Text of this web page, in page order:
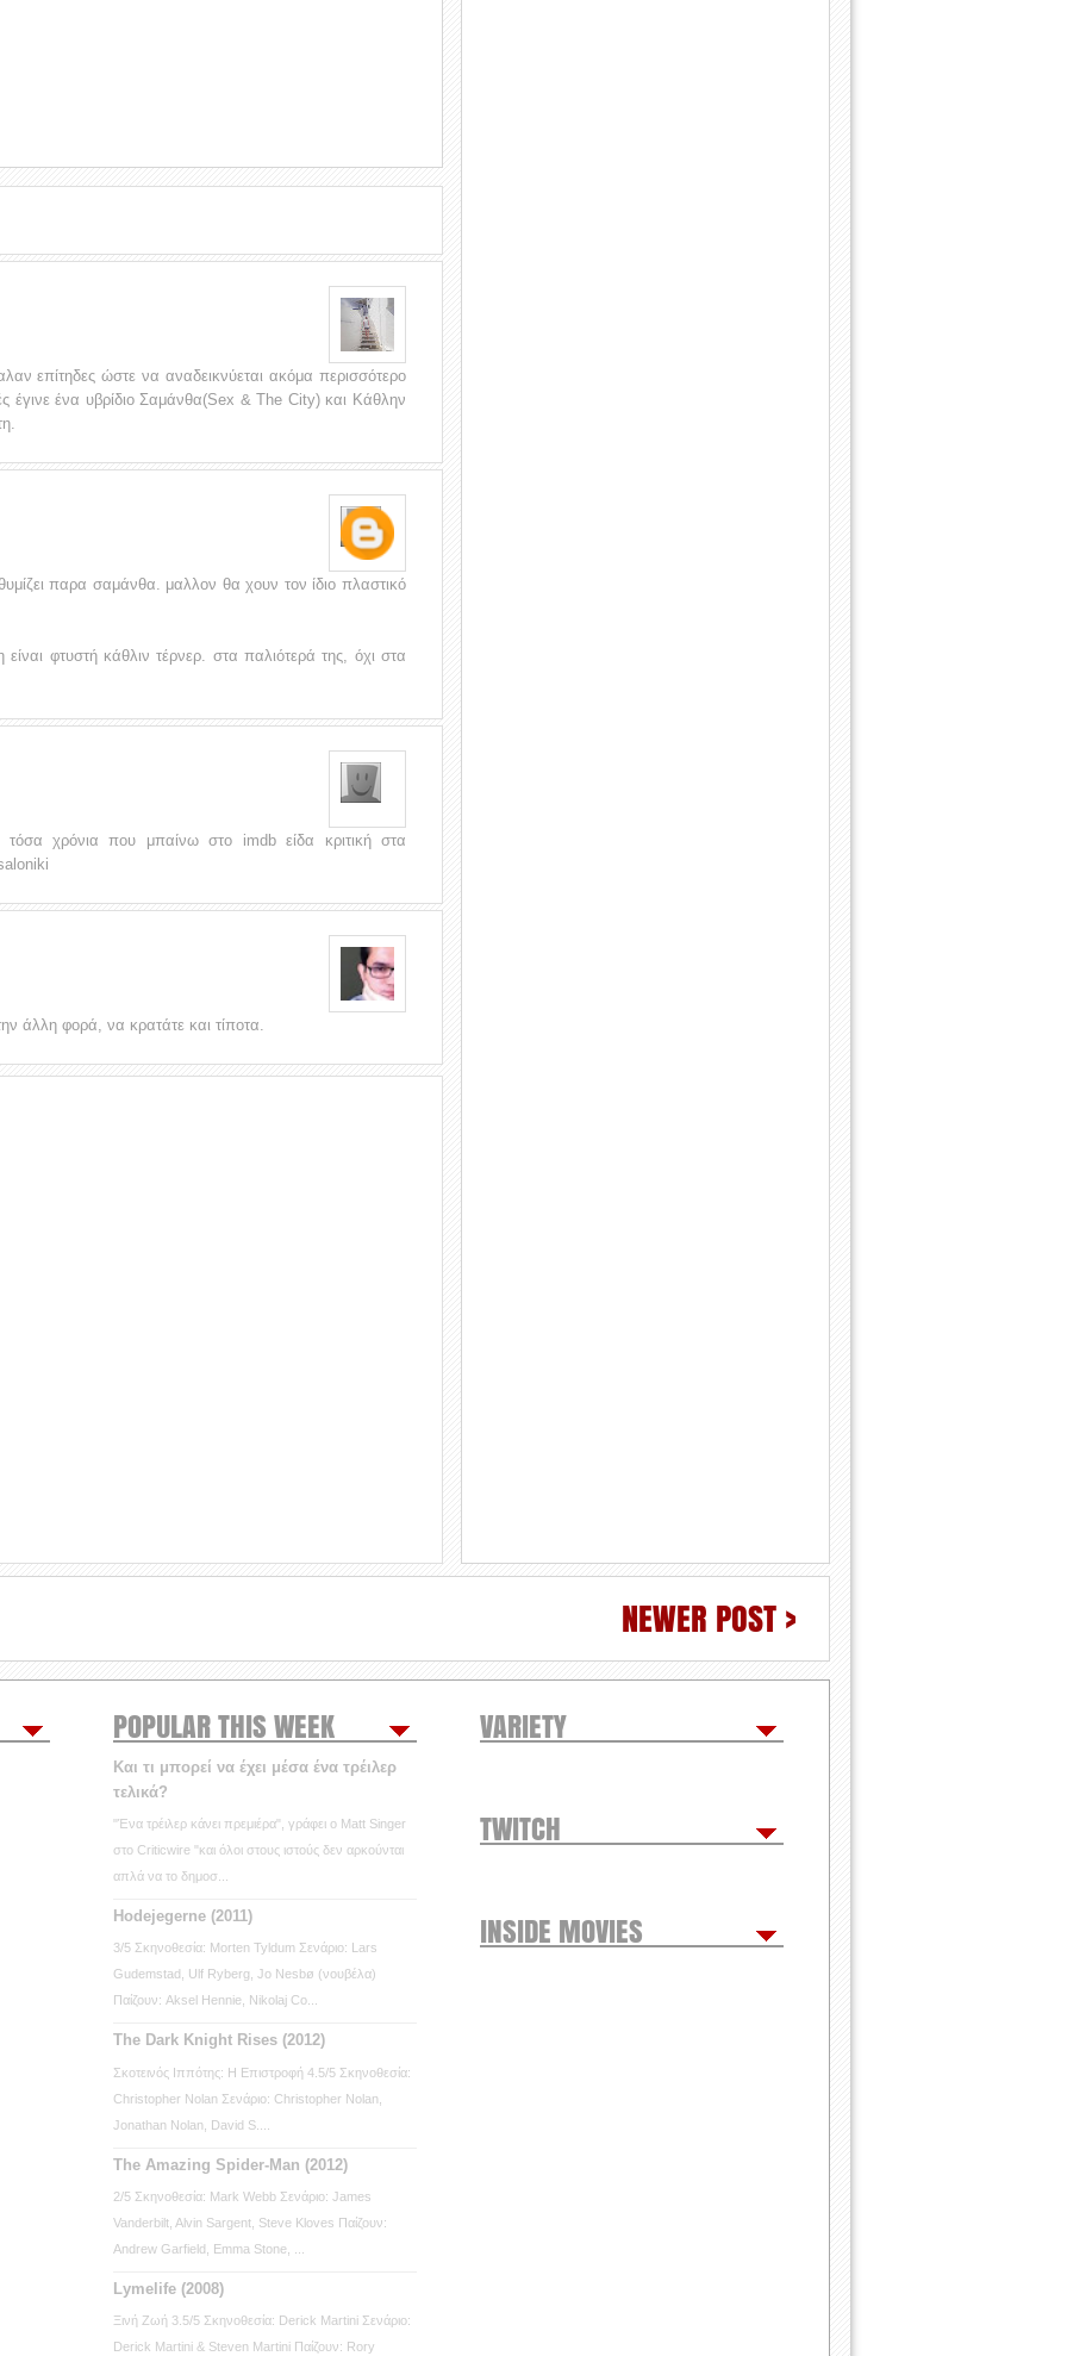
επίτηδες ώστε να αναδεικνύεται ακόμα περισσότερο
έγινε ένα υβρίδιο Σαμάνθα(Sex & The City) και Κάθλην
παρα σαμάνθα. μαλλον θα χουν τον ίδιο πλαστικό
φτυστή κάθλιν τέρνερ. στα παλιότερά της, όχι στα
χρόνια που μπαίνω στο imdb είδα κριτική στα
άλλη φορά, να κρατάτε και τίποτα.
NEWER POST >
POPULAR THIS WEEK
Και τι μπορεί να έχει μέσα ένα τρέιλερ
τελικά?
"Ένα τρέιλερ κάνει πρεμιέρα", γράφει ο Matt Singer
στο Criticwire "και όλοι στους ιστούς δεν αρκούνται
απλά να το δημοσ...
Hodejegerne (2011)
3/5 Σκηνοθεσία: Morten Tyldum Σενάριο: Lars
Gudemstad, Ulf Ryberg, Jo Nesbø (νουβέλα)
Παίζουν: Aksel Hennie, Nikolaj Co...
The Dark Knight Rises (2012)
Σκοτεινός Ιππότης: Η Επιστροφή 4.5/5 Σκηνοθεσία:
Christopher Nolan Σενάριο: Christopher Nolan,
Jonathan Nolan, David S....
The Amazing Spider-Man (2012)
2/5 Σκηνοθεσία: Mark Webb Σενάριο: James
Vanderbilt, Alvin Sargent, Steve Kloves Παίζουν:
Andrew Garfield, Emma Stone, ...
Lymelife (2008)
Ξινή Ζωή 3.5/5 Σκηνοθεσία: Derick Martini Σενάριο:
Derick Martini & Steven Martini Παίζουν: Rory
VARIETY
TWITCH
INSIDE MOVIES